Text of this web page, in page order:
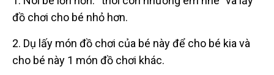
đồ chơi cho bé nhỏ hơn.
2. Dụ lấy món đồ chơi của bé này để cho bé kia và
cho bé này 1 món đồ chơi khác.